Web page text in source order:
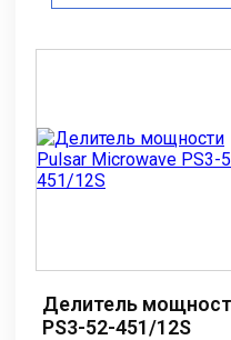
Делитель
PS3-52-451/12S